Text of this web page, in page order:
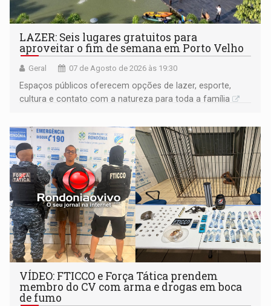
LAZER: Seis lugares gratuitos para
aproveitar o fim de semana em Porto Velho
Geral 07 de Agosto de 2026 às 19:30
Espaços públicos oferecem opções de lazer, esporte,
cultura e contato com a natureza para toda a família
VÍDEO: FTICCO e Força Tática prendem
membro do CV com arma e drogas em boca
de fumo